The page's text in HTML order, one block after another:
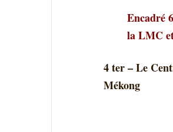
Encadré
la LMC
4 ter – Le
Mékong